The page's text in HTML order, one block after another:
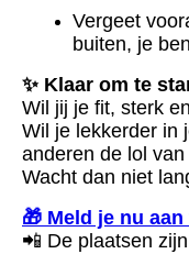
Vergeet
buiten, je
✨ Klaar om te
Wil jij je fit, sterk
Wil je lekkerder in
anderen de lol
Wacht dan niet
🎁 Meld je nu
📲 De plaatsen